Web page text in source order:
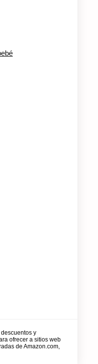
y
ofrecer a sitios web
de Amazon.com,